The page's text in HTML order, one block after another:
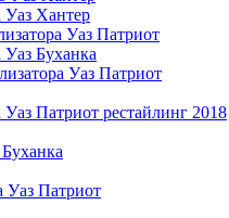
Уаз Хантер
Уаз Патриот
Уаз Буханка
Уаз Патриот
Уаз Патриот рестайлинг 2018
Уаз Патриот